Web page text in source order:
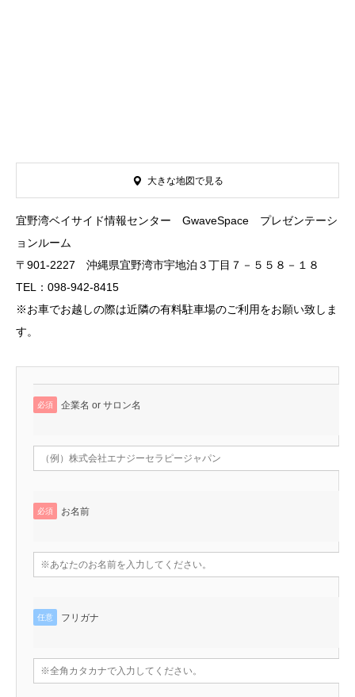
宜野湾ベイサイド情報センター GwaveSpace プレゼンテーシ
ョンルーム
〒901-2227 沖縄県宜野湾市宇地泊３丁目７－５５８－１８
TEL：098-942-8415
※お車でお越しの際は近隣の有料駐車場のご利用をお願い致しま
す。
大きな地図で見る
必須 企業名 or サロン名
必須 お名前
任意 フリガナ